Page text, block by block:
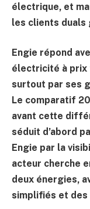
électrique, et
les clients duals
Engie répond
électricité à prix
surtout par ses
Le comparatif
avant cette
séduit d’abord
Engie par la
acteur cherche
deux énergies,
simplifiés et